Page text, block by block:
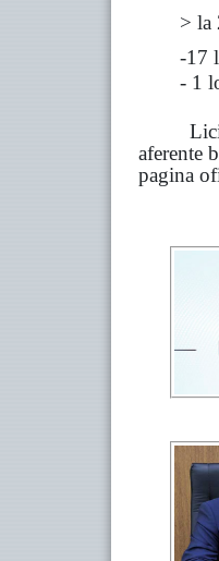
> la
-17
- 1
aferente
pagina